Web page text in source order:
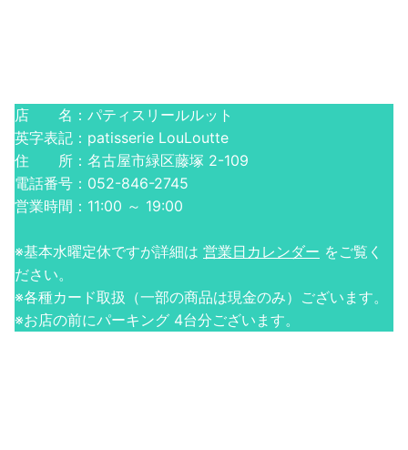
店 名：パティスリールルット
英字表記：patisserie LouLoutte
住 所：名古屋市緑区藤塚 2-109
電話番号：052-846-2745
営業時間：11:00 ～ 19:00
※基本水曜定休ですが詳細は 営業日カレンダー をご覧く
ださい。
※各種カード取扱（一部の商品は現金のみ）ございます。
※お店の前にパーキング 4台分ございます。